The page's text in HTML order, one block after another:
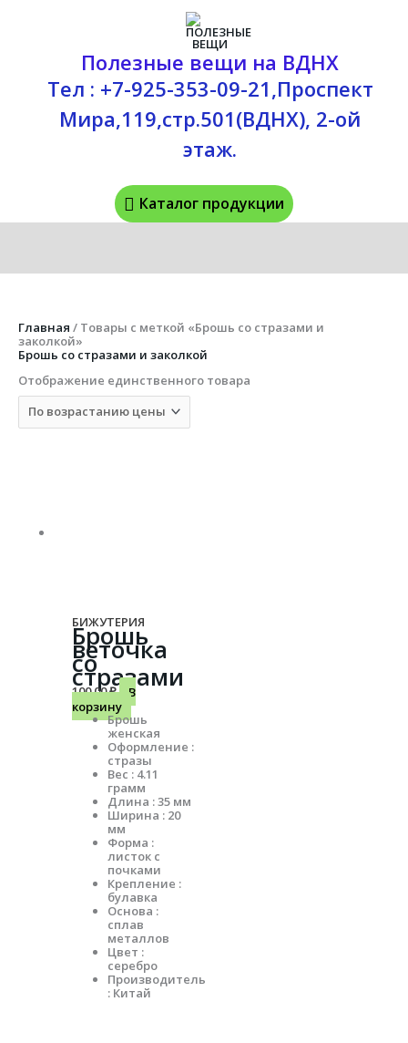
Полезные вещи на ВДНХ
Тел : +7-925-353-09-21,Проспект
Мира,119,стр.501(ВДНХ), 2-ой
этаж.
Каталог
продукции
Каталог продукции
Главная / Товары с меткой «Брошь со стразами и
заколкой»
Брошь со стразами и заколкой
Отображение единственного товара
БИЖУТЕРИЯ
Брошь
веточка
со
стразами
100.00₽
В
корзину
Брошь
женская
Оформление :
стразы
Вес : 4.11
грамм
Длина : 35 мм
Ширина : 20
мм
Форма :
листок с
почками
Крепление :
булавка
Основа :
сплав
металлов
Цвет :
серебро
Производитель
: Китай